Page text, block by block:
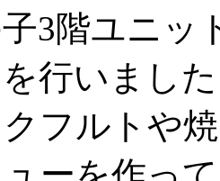
3階ユニッ
行いまし
フルトや